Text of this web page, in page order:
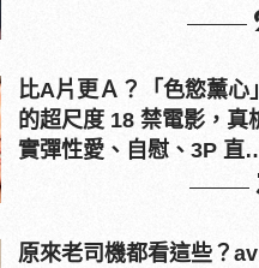
比A片更Ａ？「色慾薰心」
的超尺度 18 禁電影，真
實彈性愛、自慰、3P 直
原來老司機都看這些？av